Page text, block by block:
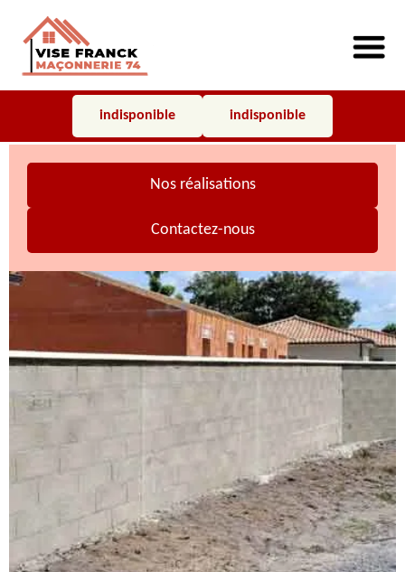
indisponible indisponible
Nos réalisations
Contactez-nous